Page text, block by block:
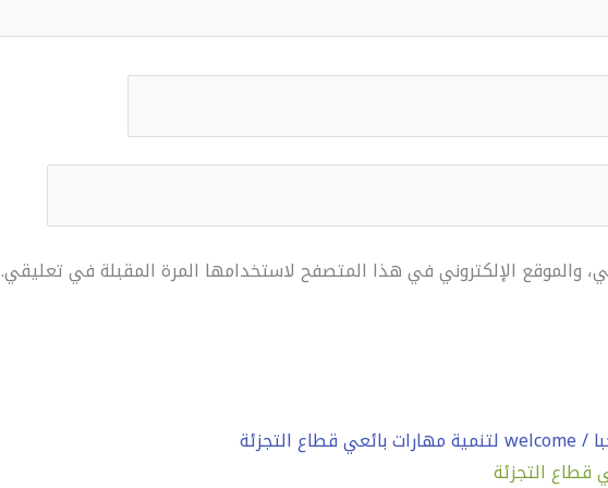
والموقع الإلكتروني في هذا المتصفح لاستخدامها المرة المقبلة في تعليقي.
قطاع التجزئة